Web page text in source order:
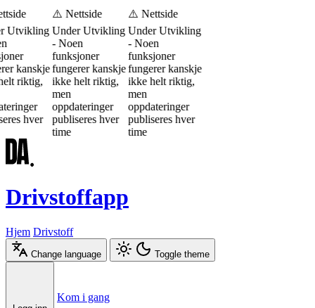
Utvikling
kanskje
riktig,
hver
⚠️ Nettside
Under Utvikling
- Noen
funksjoner
fungerer kanskje
ikke helt riktig,
men
oppdateringer
publiseres hver
time
⚠️ Nettside
Under Utvikling
- Noen
funksjoner
fungerer kanskje
ikke helt riktig,
men
oppdateringer
publiseres hver
time
Drivstoffapp
Hjem Drivstoff
Change language Toggle theme
Kom i gang